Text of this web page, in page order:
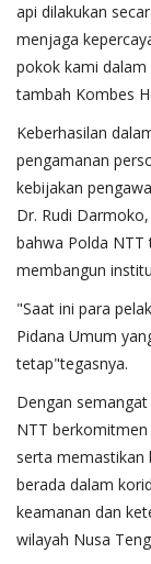
api dilakukan
menjaga
pokok kami
tambah Kombes
Keberhasilan
pengamanan
kebijakan
Dr. Rudi
bahwa Polda NTT
membangun
"Saat ini para
Pidana Umum
tetap"tegasnya.
Dengan
NTT
serta memastikan
berada dalam
keamanan dan
wilayah Nusa